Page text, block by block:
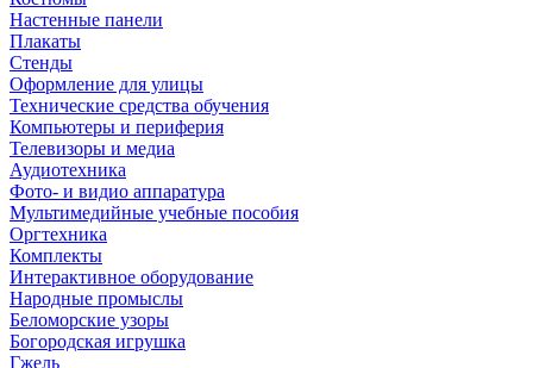
Настенные панели
Плакаты
Стенды
Оформление для улицы
Технические средства обучения
Компьютеры и периферия
Телевизоры и медиа
Аудиотехника
Фото- и видио аппаратура
Мультимедийные учебные пособия
Оргтехника
Комплекты
Интерактивное оборудование
Народные промыслы
Беломорские узоры
Богородская игрушка
Гжель